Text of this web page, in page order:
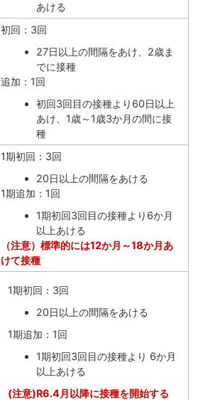
あける
初回：3回
27日以上の間隔をあけ、2歳ま
でに接種
追加：1回
初回3回目の接種より60日以上
あけ、1歳～1歳3か月の間に接
種
1期初回：3回
20日以上の間隔をあける
1期追加：1回
1期初回3回目の接種より6か月
以上あける
（注意）標準的には12か月～18か月あ
けて接種
1期初回：3回
20日以上の間隔をあける
1期追加：1回
1期初回3回目の接種より 6か月
以上あける
(注意)R6.4月以降に接種を開始する